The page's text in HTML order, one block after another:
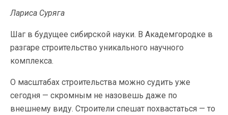
Лариса Суряга
Шаг в будущее сибирской науки. В Академгородке в
разгаре строительство уникального научного
комплекса.
О масштабах строительства можно судить уже
сегодня — скромным не назовешь даже по
внешнему виду. Строители спешат похвастаться — то